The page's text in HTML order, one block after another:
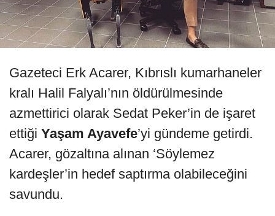
Gazeteci Erk Acarer, Kıbrıslı kumarhaneler
kralı Halil Falyalı’nın öldürülmesinde
azmettirici olarak Sedat Peker’in de işaret
ettiği Yaşam Ayavefe’yi gündeme getirdi.
Acarer, gözaltına alınan ‘Söylemez
kardeşler’in hedef saptırma olabileceğini
savundu.